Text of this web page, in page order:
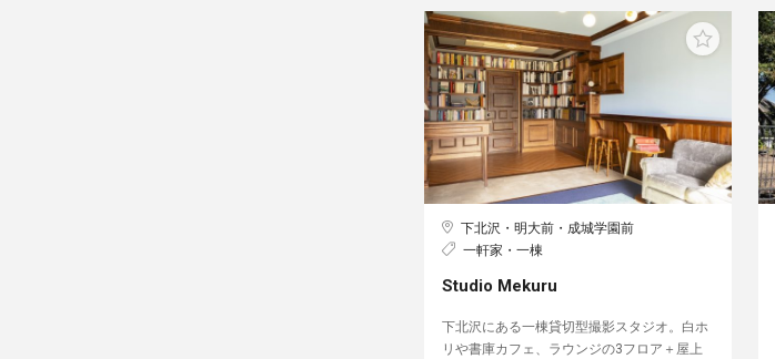
下北沢・明大前・成城学園前
一軒家・一棟
Studio Mekuru
下北沢にある一棟貸切型撮影スタジオ。白ホ
リや書庫カフェ、ラウンジの3フロア＋屋上